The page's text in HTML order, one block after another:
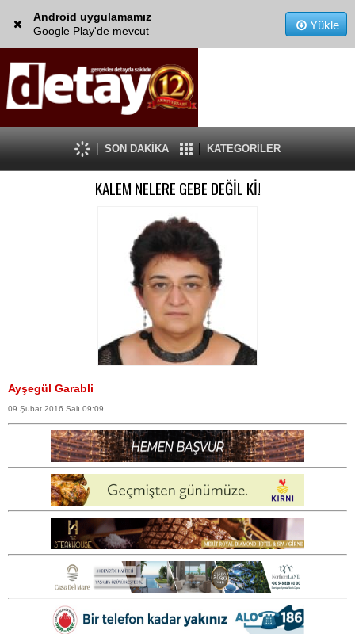
Android uygulamamız
Google Play'de mevcut
Yükle
SON DAKİKA KATEGORİLER
KALEM NELERE GEBE DEĞİL Kİ!
Ayşegül Garabli
09 Şubat 2016 Salı 09:09